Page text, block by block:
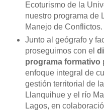
Ecoturismo de la
nuestro programa de
Manejo de Conflictos.
Junto al geógrafo y
proseguimos con el
programa formativo
enfoque integral de
gestión territorial de
Llanquihue y el río
Lagos, en